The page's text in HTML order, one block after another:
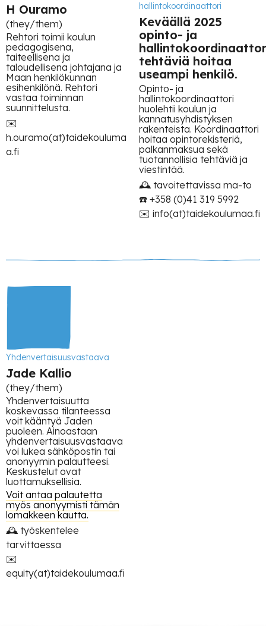
H Ouramo
(they/them)
Rehtori toimii koulun
pedagogisena,
taiteellisena ja
taloudellisena johtajana ja
Maan henkilökunnan
esihenkilönä. Rehtori
vastaa toiminnan
suunnittelusta.
✉️
h.ouramo(at)taidekouluma
a.fi
hallintokoordinaattori
Keväällä 2025
opinto- ja
tehtäviä hoitaa
useampi henkilö.
Opinto- ja
hallintokoordinaattori
huolehtii koulun ja
kannatusyhdistyksen
rakenteista. Koordinaattori
hoitaa opintorekisteriä,
palkanmaksua sekä
tuotannollisia tehtäviä ja
viestintää.
🕰 tavoitettavissa ma-to
☎️ +358 (0)41 319 5992
✉️ info(at)taidekoulumaa.fi
Yhdenvertaisuusvastaava
Jade Kallio
(they/them)
Yhdenvertaisuutta
koskevassa tilanteessa
voit kääntyä Jaden
puoleen. Ainoastaan
yhdenvertaisuusvastaava
voi lukea sähköpostin tai
anonyymin palautteesi.
Keskustelut ovat
luottamuksellisia.
Voit antaa palautetta
myös anonyymisti tämän
lomakkeen kautta.
🕰 työskentelee
tarvittaessa
✉️
equity(at)taidekoulumaa.fi